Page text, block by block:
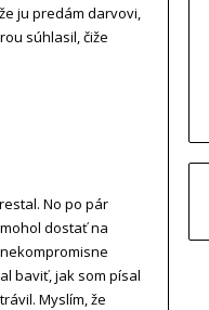
ju predám darvovi,
súhlasil, čiže
No po pár
dostať na
baviť, jak som písal
Myslím, že